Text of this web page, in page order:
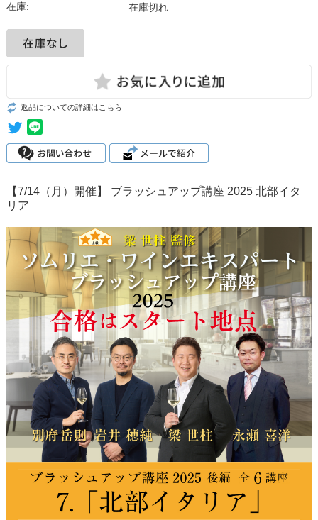
在庫: 在庫切れ
返品についての詳細はこちら
【7/14（月）開催】 ブラッシュアップ講座 2025 北部イタ
リア